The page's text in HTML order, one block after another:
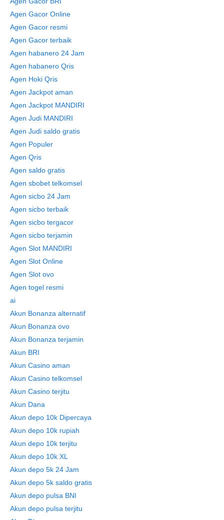
Agen Gacor Online
Agen Gacor resmi
Agen Gacor terbaik
Agen habanero 24 Jam
Agen habanero Qris
Agen Hoki Qris
Agen Jackpot aman
Agen Jackpot MANDIRI
Agen Judi MANDIRI
Agen Judi saldo gratis
Agen Populer
Agen Qris
Agen saldo gratis
Agen sbobet telkomsel
Agen sicbo 24 Jam
Agen sicbo terbaik
Agen sicbo tergacor
Agen sicbo terjamin
Agen Slot MANDIRI
Agen Slot Online
Agen Slot ovo
Agen togel resmi
ai
Akun Bonanza alternatif
Akun Bonanza ovo
Akun Bonanza terjamin
Akun BRI
Akun Casino aman
Akun Casino telkomsel
Akun Casino terjitu
Akun Dana
Akun depo 10k Dipercaya
Akun depo 10k rupiah
Akun depo 10k terjitu
Akun depo 10k XL
Akun depo 5k 24 Jam
Akun depo 5k saldo gratis
Akun depo pulsa BNI
Akun depo pulsa terjitu